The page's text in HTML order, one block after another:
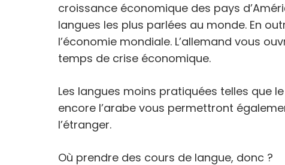
croissance économique des pays
langues les plus parlées au monde. En
l’économie mondiale. L’allemand vous
temps de crise économique.
Les langues moins pratiquées telles que
encore l’arabe vous permettront
l’étranger.
Où prendre des cours de langue, donc ?